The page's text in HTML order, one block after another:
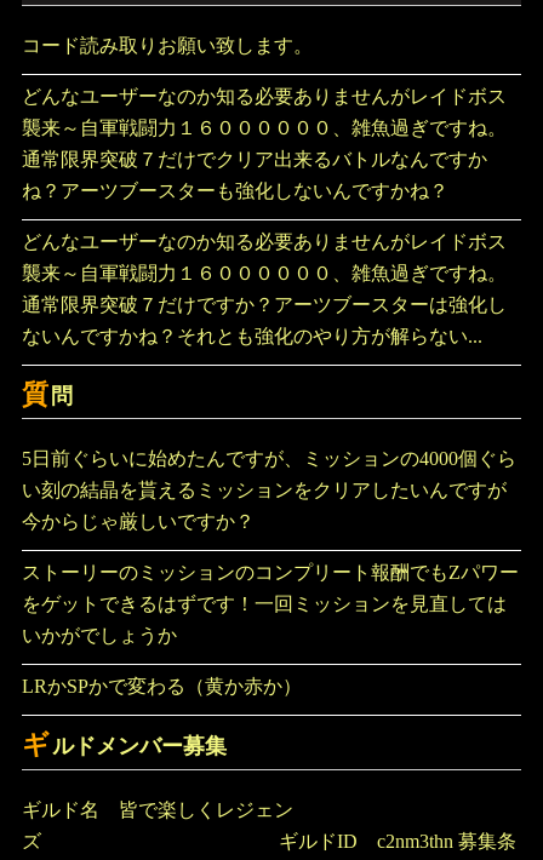
コード読み取りお願い致します。
どんなユーザーなのか知る必要ありませんがレイドボス
襲来～自軍戦闘力１６００００００、雑魚過ぎですね。
通常限界突破７だけでクリア出来るバトルなんですか
ね？アーツブースターも強化しないんですかね？
どんなユーザーなのか知る必要ありませんがレイドボス
襲来～自軍戦闘力１６００００００、雑魚過ぎですね。
通常限界突破７だけですか？アーツブースターは強化し
ないんですかね？それとも強化のやり方が解らない...
質 問
5日前ぐらいに始めたんですが、ミッションの4000個ぐら
い刻の結晶を貰えるミッションをクリアしたいんですが
今からじゃ厳しいですか？
ストーリーのミッションのコンプリート報酬でもZパワー
をゲットできるはずです！一回ミッションを見直しては
いかがでしょうか
LRかSPかで変わる（黄か赤か）
ギルドメンバー募集
ギルド名 皆で楽しくレジェン
ズ ギルドID c2nm3thn 募集条